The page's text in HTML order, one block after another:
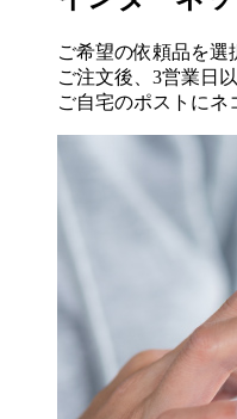
ご希望の依頼品を選
ご注文後、3営業日
ご自宅のポストにネ